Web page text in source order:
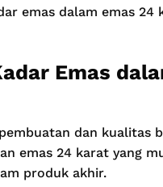
emas dalam emas 24
Emas
dan kualitas
emas 24 karat yang
produk akhir.